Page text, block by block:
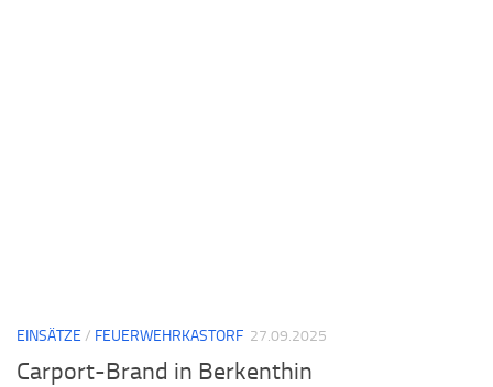
EINSÄTZE / FEUERWEHRKASTORF 27.09.2025
Carport-Brand in Berkenthin